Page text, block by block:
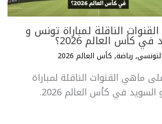
الناقلة لمباراة تونس و
كأس العالم 2026؟
, رياضة, كأس العالم 2026
ماهي القنوات الناقلة لمباراة
في كأس العالم 2026.